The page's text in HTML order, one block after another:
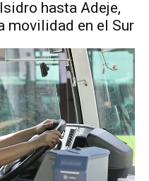
hasta Adeje,
movilidad en el Sur